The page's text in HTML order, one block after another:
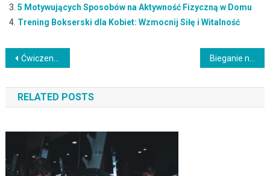
5 Motywujących Sposobów na Aktywność Fizyczną w Domu
Trening Bokserski dla Kobiet: Wzmocnij Siłę i Witalność
Nawigacja
wpisu
Ćwiczenie mountain climber – jak poprawić sprawność i wytrzymałość? Bieganie na bieżni: Jak trenować efektywnie i bezpiecznie?
RELATED POSTS